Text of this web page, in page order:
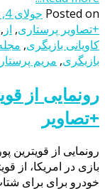
Posted on جولای 4, 2017
+تصاویر پرستاری, از ,
کاویانی بازیگری,
بازیگری, مریم
+تصاویر